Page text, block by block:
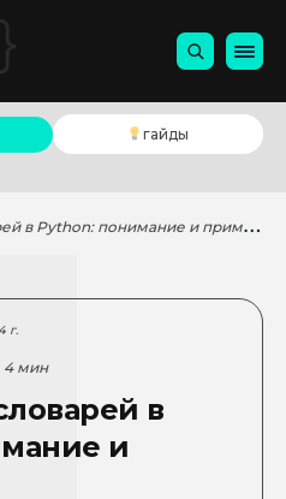
}
гайды
Python: понимание и применение
г.
4 мин
в
и